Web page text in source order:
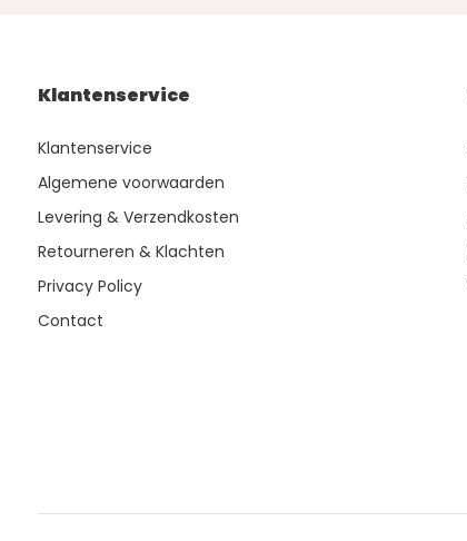
Klantenservice
Klantenservice
Algemene voorwaarden
Levering & Verzendkosten
Retourneren & Klachten
Privacy Policy
Contact